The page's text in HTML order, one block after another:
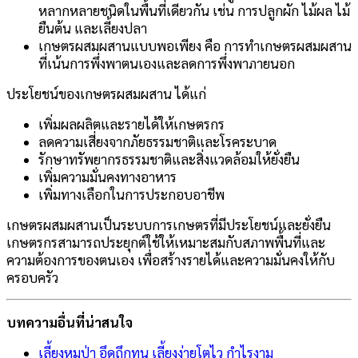
หลากหลายชนิดในพื้นที่เดียวกัน เช่น การปลูกผัก ไม้ผล ไม้
ยืนต้น และเลี้ยงปลา
เกษตรผสมผสานแบบพอเพียง คือ การทำเกษตรผสมผสาน
ที่เน้นการพึ่งพาตนเองและลดการพึ่งพาภายนอก
ประโยชน์ของเกษตรผสมผสาน ได้แก่
เพิ่มผลผลิตและรายได้ให้เกษตรกร
ลดความเสี่ยงจากภัยธรรมชาติและโรคระบาด
รักษาทรัพยากรธรรมชาติและสิ่งแวดล้อมให้ยั่งยืน
เพิ่มความมั่นคงทางอาหาร
เพิ่มทางเลือกในการประกอบอาชีพ
เกษตรผสมผสานเป็นระบบการเกษตรที่มีประโยชน์และยั่งยืน
เกษตรกรสามารถประยุกต์ใช้ให้เหมาะสมกับสภาพพื้นที่และ
ความต้องการของตนเอง เพื่อสร้างรายได้และความมั่นคงให้กับ
ครอบครัว
บทความอื่นที่น่าสนใจ
เลี้ยงหมูป่า อึดถึกทน เลี้ยงง่ายโตไว กำไรงาม